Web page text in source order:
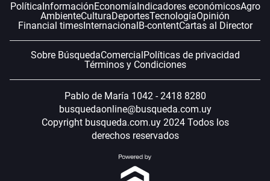
PolíticaInformaciónEconomíaIndicadores económicosAgro
AmbienteCulturaDeportesTecnologíaOpinión
Financial timesInternacionalB-contentCartas al Director
Sobre BúsquedaComercialPolíticas de privacidad
Términos y Condiciones
Pablo de María 1042 - 2418 8280
busquedaonline@busqueda.com.uy
Copyright busqueda.com.uy 2024 Todos los
derechos reservados